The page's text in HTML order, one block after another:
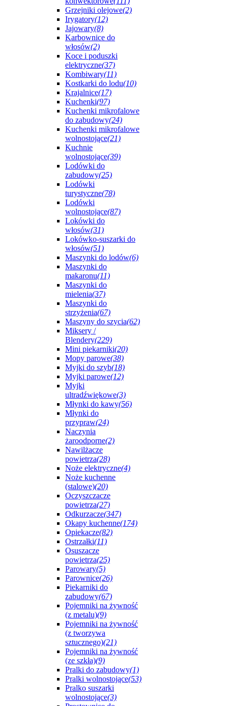
Grzejniki olejowe(2)
Irygatory(12)
Jajowary(8)
Karbownice do
włosów(2)
Koce i poduszki
elektryczne(37)
Kombiwary(11)
Kostkarki do lodu(10)
Krajalnice(17)
Kuchenki(97)
Kuchenki mikrofalowe
do zabudowy(24)
Kuchenki mikrofalowe
wolnostojące(21)
Kuchnie
wolnostojące(39)
Lodówki do
zabudowy(25)
Lodówki
turystyczne(78)
Lodówki
wolnostojące(87)
Lokówki do
włosów(31)
Lokówko-suszarki do
włosów(51)
Maszynki do lodów(6)
Maszynki do
makaronu(11)
Maszynki do
mielenia(37)
Maszynki do
strzyżenia(67)
Maszyny do szycia(62)
Miksery /
Blendery(229)
Mini piekarniki(20)
Mopy parowe(38)
Myjki do szyb(18)
Myjki parowe(12)
Myjki
ultradźwiękowe(3)
Młynki do kawy(56)
Młynki do
przypraw(24)
Naczynia
żaroodporne(2)
Nawilżacze
powietrza(28)
Noże elektryczne(4)
Noże kuchenne
(stalowe)(20)
Oczyszczacze
powietrza(27)
Odkurzacze(347)
Okapy kuchenne(174)
Opiekacze(82)
Ostrzałki(11)
Osuszacze
powietrza(25)
Parowary(5)
Parownice(26)
Piekarniki do
zabudowy(67)
Pojemniki na żywność
(z metalu)(9)
Pojemniki na żywność
(z tworzywa
sztucznego)(21)
Pojemniki na żywność
(ze szkła)(9)
Pralki do zabudowy(1)
Pralki wolnostojące(53)
Pralko suszarki
wolnostojące(3)